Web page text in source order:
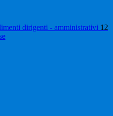
dirigenti - amministrativi 12